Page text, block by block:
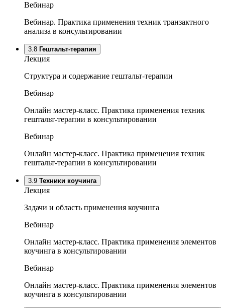
Вебинар
Вебинар. Практика применения техник транзактного
анализа в консультировании
3.8 Гештальт-терапия
Лекция
Структура и содержание гештальт-терапии
Вебинар
Онлайн мастер-класс. Практика применения техник
гештальт-терапии в консультировании
Вебинар
Онлайн мастер-класс. Практика применения техник
гештальт-терапии в консультировании
3.9 Техники коучинга
Лекция
Задачи и область применения коучинга
Вебинар
Онлайн мастер-класс. Практика применения элементов
коучинга в консультировании
Вебинар
Онлайн мастер-класс. Практика применения элементов
коучинга в консультировании